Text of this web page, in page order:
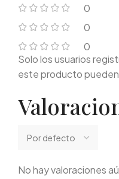
0
0
0
No hay valoraciones
Solo los usuarios
este producto pueden